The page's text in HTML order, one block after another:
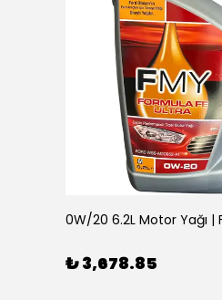
₺ 3,678.85